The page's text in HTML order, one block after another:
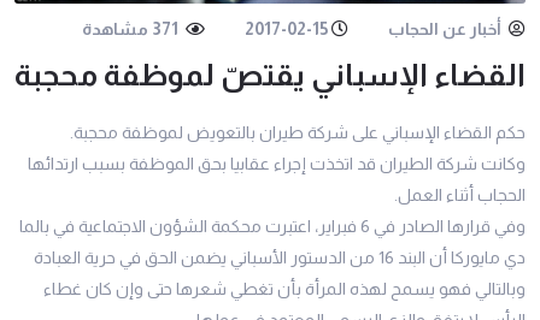
أخبار عن الحجاب 2017-02-15
القضاء الإسباني يقتصّ لموظفة محجبة
حكم القضاء الإسباني على شركة طيران بالتعويض لموظفة محجبة.
وكانت شركة الطيران قد اتخذت إجراء عقابيا بحق الموظفة بسبب ارتدائها
الحجاب أثناء العمل.
وفي قرارها الصادر في 6 فبراير، اعتبرت محكمة الشؤون الاجتماعية في بالما
دي مايوركا أن البند 16 من الدستور الأسباني يضمن الحق في حرية العبادة
وبالتالي فهو يسمح لهذه المرأة بأن تغطي شعرها حتى وإن كان غطاء